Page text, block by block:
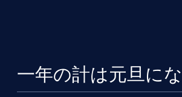
一年の計は元旦に